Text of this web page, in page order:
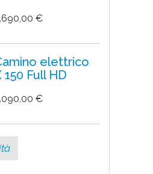
€
elettrico
150 Full HD
€